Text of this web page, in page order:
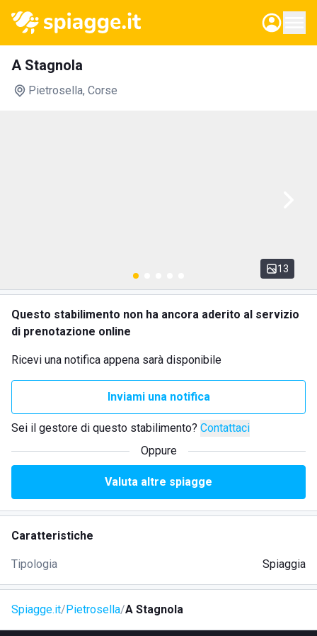
A Stagnola
Pietrosella, Corse
13
Questo stabilimento non ha ancora aderito al servizio
di prenotazione online
Ricevi una notifica appena sarà disponibile
Inviami una notifica
Sei il gestore di questo stabilimento? Contattaci
Oppure
Valuta altre spiagge
Caratteristiche
Tipologia Spiaggia
Spiagge.it Pietrosella A Stagnola